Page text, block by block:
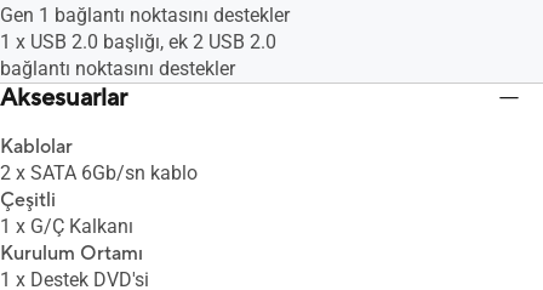
Gen 1 bağlantı noktasını destekler
1 x USB 2.0 başlığı, ek 2 USB 2.0
bağlantı noktasını destekler
Aksesuarlar
Kablolar
2 x SATA 6Gb/sn kablo
Çeşitli
1 x G/Ç Kalkanı
Kurulum Ortamı
1 x Destek DVD'si